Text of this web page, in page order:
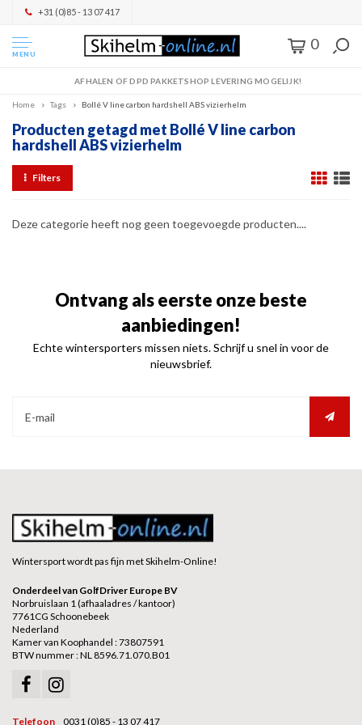
+31 (0)85 - 13 07 417
MENU
0
AFHALEN OF DPD PAKKETSHOP LEVERING MOGELIJK!
Home Tags Bollé V line carbon hardshell ABS vizierhelm
Producten getagd met Bollé V line carbon
hardshell ABS vizierhelm
Filters
Deze categorie heeft nog geen toegevoegde producten....
Ontvang als eerste onze beste
aanbiedingen!
Echte wintersporters missen niets. Schrijf u snel in voor de
nieuwsbrief.
Wintersport wordt pas fijn met Skihelm-Online!
Onderdeel van GolfDriver Europe BV
Norbruislaan 1 (afhaaladres / kantoor)
7761CG Schoonebeek
Nederland
Kamer van Koophandel : 73807591
BTW nummer : NL 8596.71.070.B01
Telefoon 0031 (0)85 - 13 07 417